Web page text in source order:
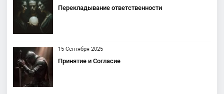
Перекладывание ответственности
15 Сентября 2025
Принятие и Согласие